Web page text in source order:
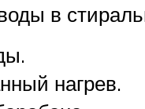
в
нагрев.